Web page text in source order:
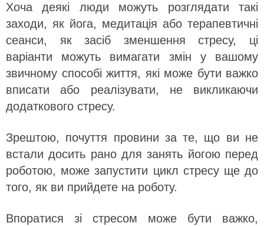
Хоча деякі люди можуть розглядати такі
заходи, як йога, медитація або терапевтичні
сеанси, як засіб зменшення стресу, ці
варіанти можуть вимагати змін у вашому
звичному способі життя, які може бути важко
вписати або реалізувати, не викликаючи
додаткового стресу.
Зрештою, почуття провини за те, що ви не
встали досить рано для занять йогою перед
роботою, може запустити цикл стресу ще до
того, як ви прийдете на роботу.
Впоратися зі стресом може бути важко,